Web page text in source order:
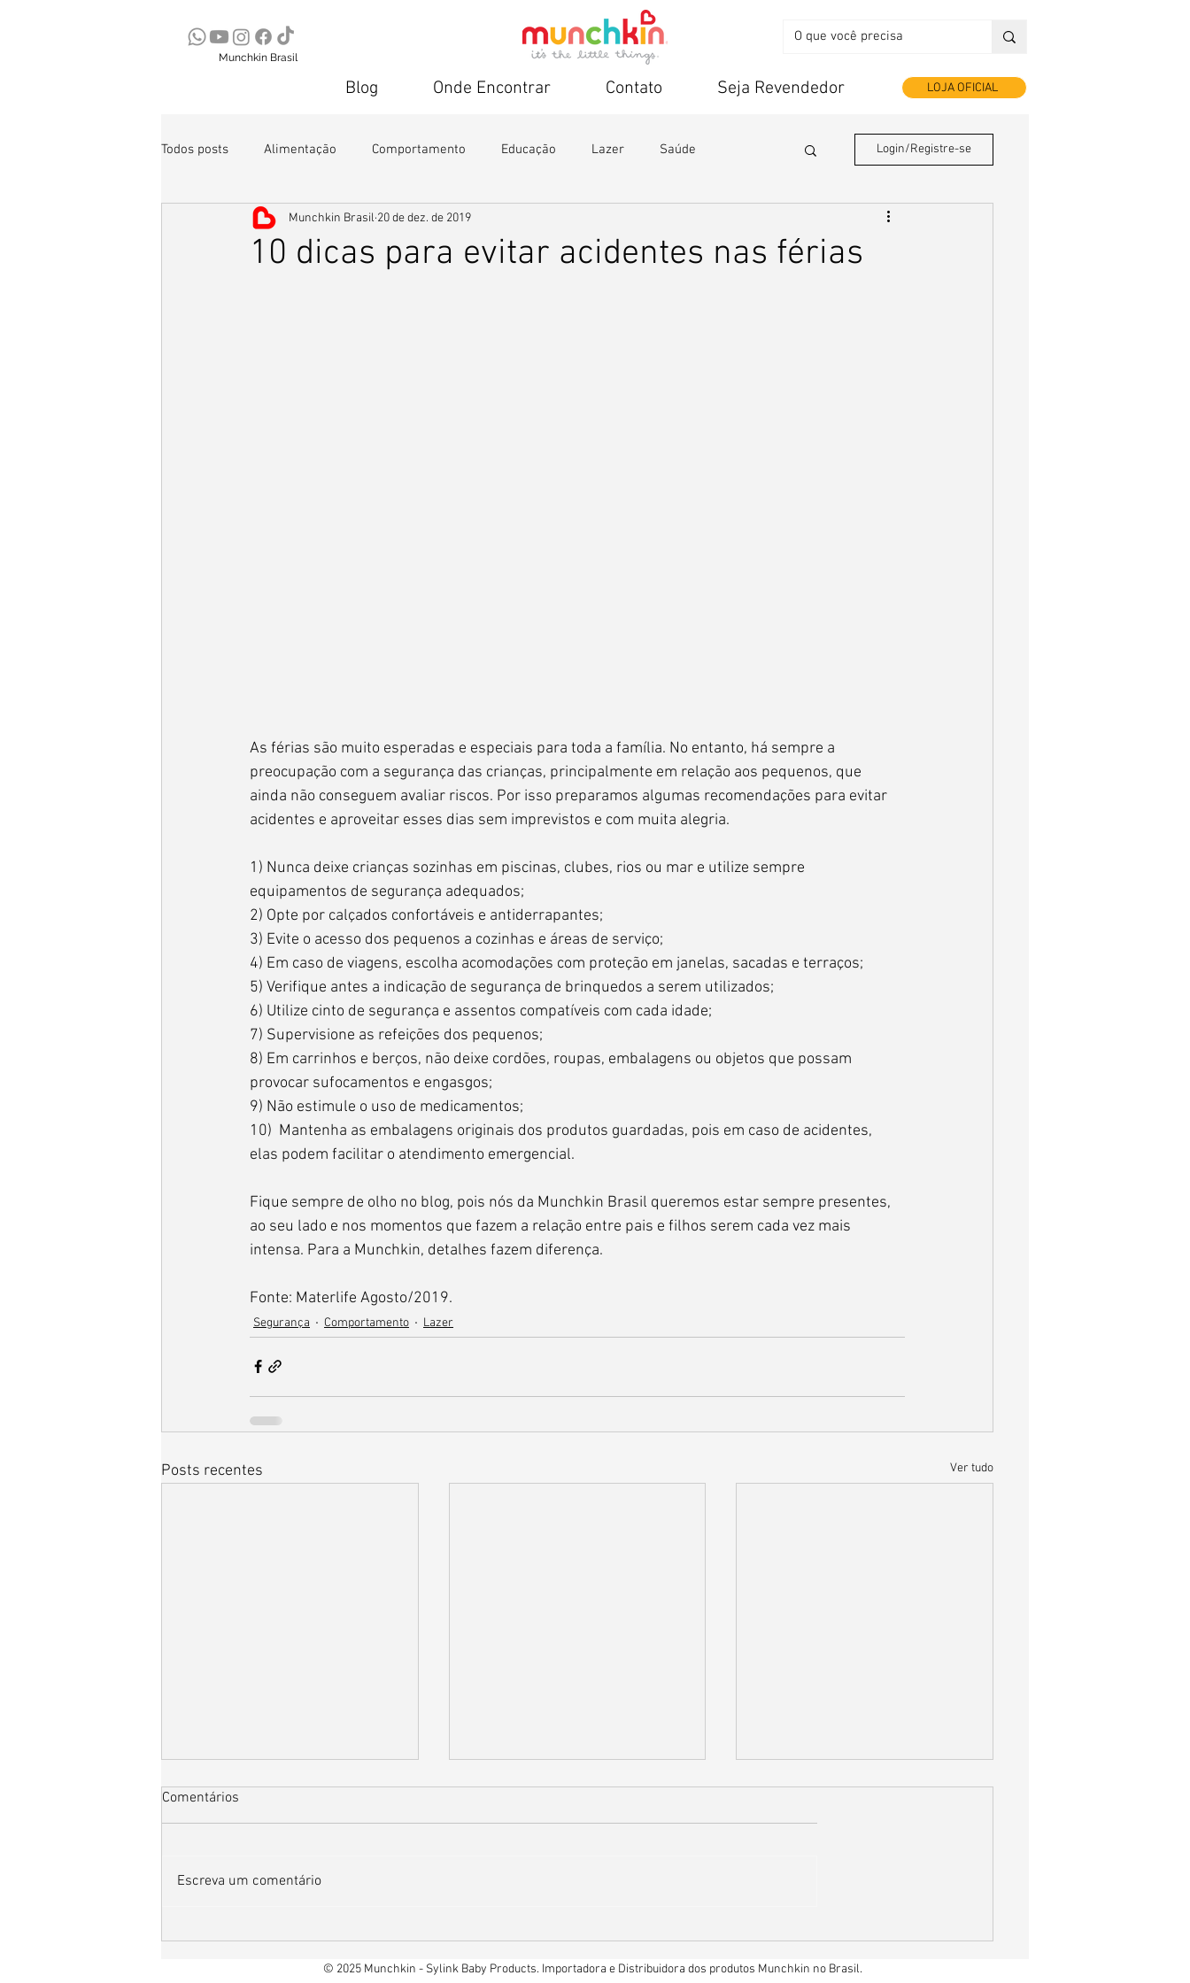
Munchkin Brasil
Blog Onde Encontrar Contato Seja Revendedor LOJA OFICIAL
Todos posts Alimentação Comportamento Educação Lazer Saúde Login/Registre-se
10 dicas para evitar acidentes nas férias
Munchkin Brasil 20 de dez. de 2019
As férias são muito esperadas e especiais para toda a família. No entanto, há sempre a
preocupação com a segurança das crianças, principalmente em relação aos pequenos, que
ainda não conseguem avaliar riscos. Por isso preparamos algumas recomendações para evitar
acidentes e aproveitar esses dias sem imprevistos e com muita alegria.
1) Nunca deixe crianças sozinhas em piscinas, clubes, rios ou mar e utilize sempre
equipamentos de segurança adequados;
2) Opte por calçados confortáveis e antiderrapantes;
3) Evite o acesso dos pequenos a cozinhas e áreas de serviço;
4) Em caso de viagens, escolha acomodações com proteção em janelas, sacadas e terraços;
5) Verifique antes a indicação de segurança de brinquedos a serem utilizados;
6) Utilize cinto de segurança e assentos compatíveis com cada idade;
7) Supervisione as refeições dos pequenos;
8) Em carrinhos e berços, não deixe cordões, roupas, embalagens ou objetos que possam
provocar sufocamentos e engasgos;
9) Não estimule o uso de medicamentos;
10)  Mantenha as embalagens originais dos produtos guardadas, pois em caso de acidentes,
elas podem facilitar o atendimento emergencial.
Fique sempre de olho no blog, pois nós da Munchkin Brasil queremos estar sempre presentes,
ao seu lado e nos momentos que fazem a relação entre pais e filhos serem cada vez mais
intensa. Para a Munchkin, detalhes fazem diferença.
Fonte: Materlife Agosto/2019.
Segurança Comportamento Lazer
Posts recentes Ver tudo
Inverno: Um Guia para Mães
Comentários
Escreva um comentário
© 2025 Munchkin - Sylink Baby Products. Importadora e Distribuidora dos produtos Munchkin no Brasil.